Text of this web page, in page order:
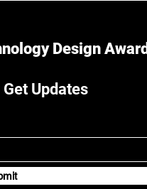
Design Award
Updates